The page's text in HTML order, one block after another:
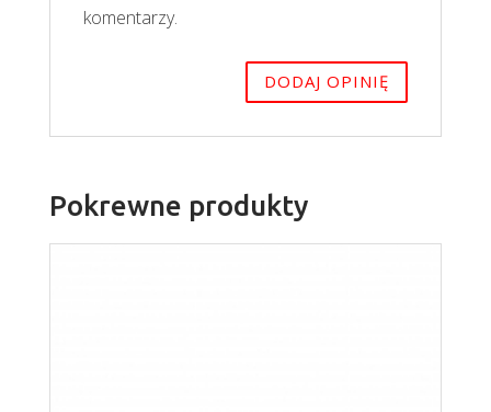
komentarzy.
Pokrewne produkty